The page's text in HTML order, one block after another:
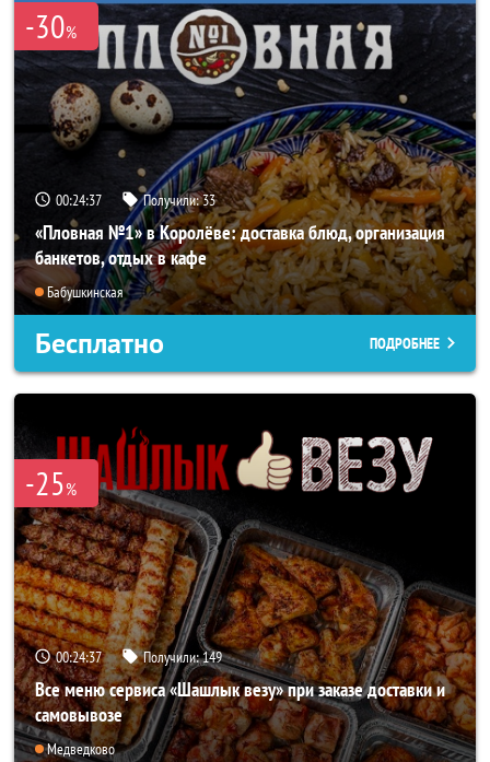
-30%
00:24:36 Получили:33
«Пловная №1» в Королёве: доставка блюд, организация
банкетов, отдых в кафе
Бабушкинская
Бесплатно ПОДРОБНЕЕ
-25%
00:24:36 Получили:149
Все меню сервиса «Шашлык везу» при заказе доставки и
самовывозе
Медведково